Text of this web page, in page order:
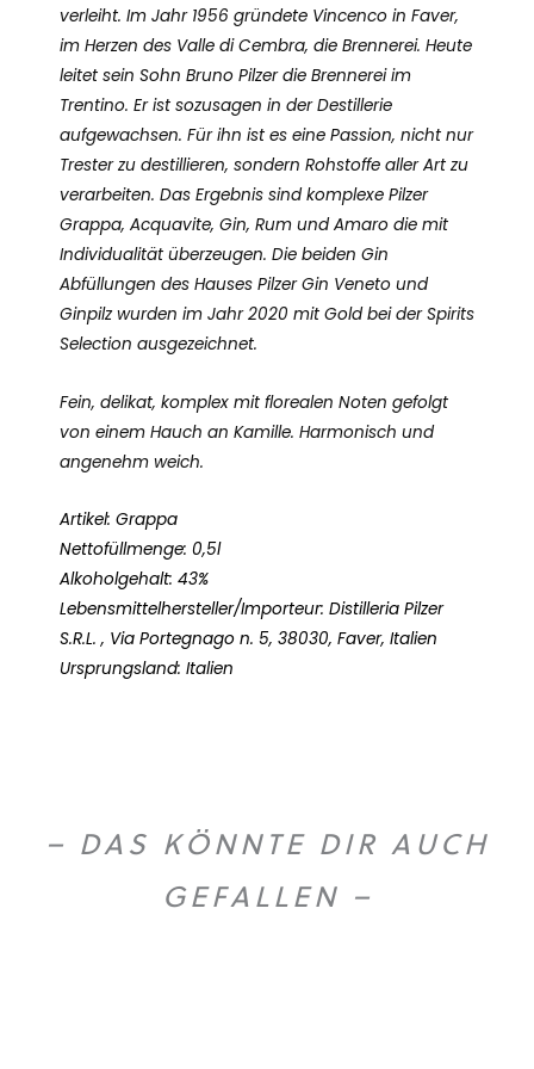
verleiht. Im Jahr 1956 gründete Vincenco in Faver,
im Herzen des Valle di Cembra, die Brennerei. Heute
leitet sein Sohn Bruno Pilzer die Brennerei im
Trentino. Er ist sozusagen in der Destillerie
aufgewachsen. Für ihn ist es eine Passion, nicht nur
Trester zu destillieren, sondern Rohstoffe aller Art zu
verarbeiten. Das Ergebnis sind komplexe Pilzer
Grappa, Acquavite, Gin, Rum und Amaro die mit
Individualität überzeugen. Die beiden Gin
Abfüllungen des Hauses Pilzer Gin Veneto und
Ginpilz wurden im Jahr 2020 mit Gold bei der Spirits
Selection ausgezeichnet.
Fein, delikat, komplex mit florealen Noten gefolgt
von einem Hauch an Kamille. Harmonisch und
angenehm weich.
Artikel: Grappa
Nettofüllmenge: 0,5l
Alkoholgehalt: 43%
Lebensmittelhersteller/Importeur: Distilleria Pilzer
S.R.L. , Via Portegnago n. 5, 38030, Faver, Italien
Ursprungsland: Italien
– DAS KÖNNTE DIR AUCH
GEFALLEN –